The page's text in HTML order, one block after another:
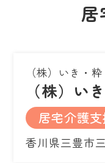
居
（株）いき・粋
（株）い
居宅介護支
香川県三豊市